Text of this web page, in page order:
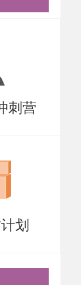
坚
打
清北
年营
专攻
刺营
划